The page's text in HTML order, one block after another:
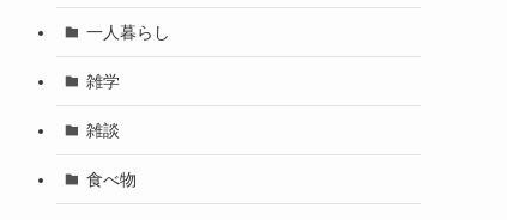
一人暮らし
雑学
雑談
食べ物